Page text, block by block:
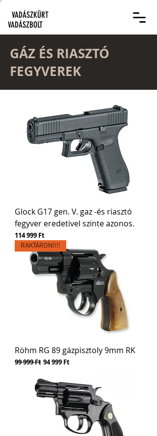
VADÁSZKÜRT
VADÁSZBOLT
GÁZ ÉS RIASZTÓ
FEGYVEREK
Glock G17 gen. V. gaz -és riasztó
fegyver eredetivel szinte azonos.
Ár
114 999 Ft
RAKTÁRON!!!!
Röhm RG 89 gázpisztoly 9mm RK
Szokásos ár
99 999 Ft Akciós ár
94 999 Ft